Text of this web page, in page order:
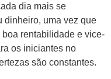
dia mais se
dinheiro, uma vez que
rentabilidade e vice-
os iniciantes no
são constantes.